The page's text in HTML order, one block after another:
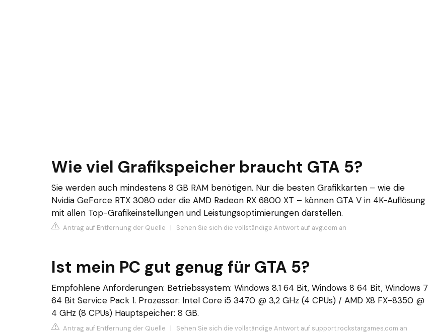
Wie viel Grafikspeicher braucht GTA 5?
Sie werden auch mindestens 8 GB RAM benötigen. Nur die besten Grafikkarten – wie die
Nvidia GeForce RTX 3080 oder die AMD Radeon RX 6800 XT – können GTA V in 4K-Auflösung
mit allen Top-Grafikeinstellungen und Leistungsoptimierungen darstellen.
Antrag auf Entfernung der Quelle | Sehen Sie sich die vollständige Antwort auf avg.com an
Ist mein PC gut genug für GTA 5?
Empfohlene Anforderungen: Betriebssystem: Windows 8.1 64 Bit, Windows 8 64 Bit, Windows 7
64 Bit Service Pack 1. Prozessor: Intel Core i5 3470 @ 3,2 GHz (4 CPUs) / AMD X8 FX-8350 @
4 GHz (8 CPUs) Hauptspeicher: 8 GB.
Antrag auf Entfernung der Quelle | Sehen Sie sich die vollständige Antwort auf support.rockstargames.com an